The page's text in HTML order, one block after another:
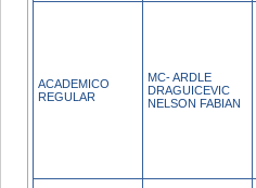
ACADEMICO
REGULAR
MC- ARDLE
DRAGUICEVIC
NELSON FABIAN